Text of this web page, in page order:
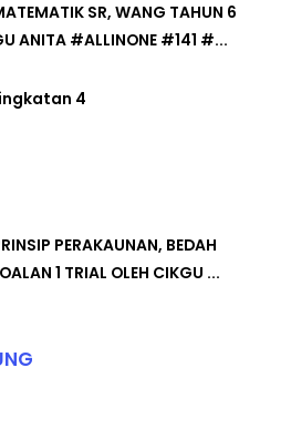
SR, WANG TAHUN 6
ANITA #ALLINONE #141 #...
4
PERAKAUNAN, BEDAH
1 TRIAL OLEH CIKGU ...